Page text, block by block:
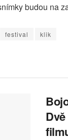
budou na
festival klik